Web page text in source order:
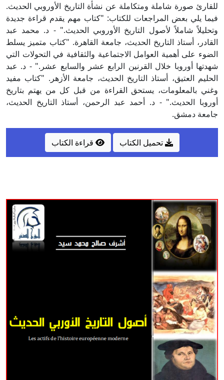
للقارئ صورة شاملة ومتكاملة عن نشأة التاريخ الأوروبي الحديث.
فيما يلي بعض المراجعات للكتاب: "كتاب مهم يقدم قراءة جديدة
وتحليلاً شاملاً لأصول التاريخ الأوروبي الحديث." - د. محمد عبد
القادر، أستاذ التاريخ الحديث، جامعة القاهرة. "كتاب متميز يسلط
الضوء على أهمية العوامل الاجتماعية والثقافية في التحولات التي
شهدتها أوروبا خلال القرنين الرابع عشر والسابع عشر." - د. عبد
الحليم العتيق، أستاذ التاريخ الحديث، جامعة الأزهر. "كتاب مفيد
وغني بالمعلومات، يستحق القراءة من قبل كل من يهتم بتاريخ
أوروبا الحديث." - د. أحمد عبد الرحمن، أستاذ التاريخ الحديث،
جامعة دمشق.
تحميل الكتاب قراءة الكتاب